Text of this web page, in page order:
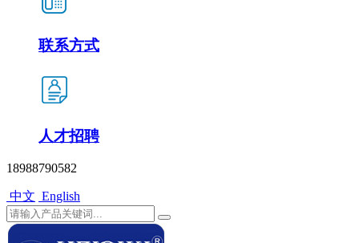
联系方式
人才招聘
18988790582
中文 English